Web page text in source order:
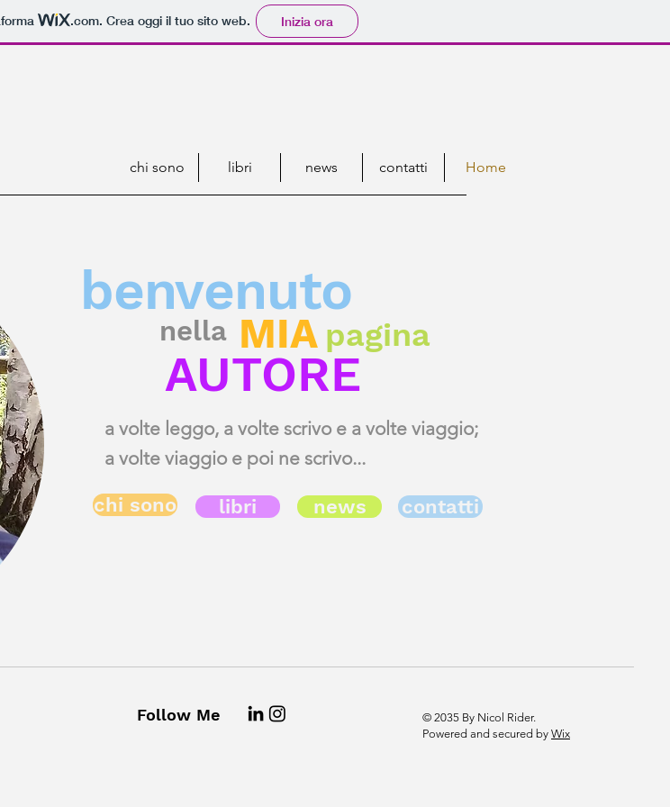
.com. Crea oggi il tuo sito web. Inizia ora
chi sono libri news contatti Home
benvenuto
pagina
nella
AUTORE
MIA
a volte leggo, a volte scrivo e a volte viaggio;
a volte viaggio e poi ne scrivo...
chi sono libri news contatti
Follow Me
© 2035 By Nicol Rider.
Powered and secured by Wix